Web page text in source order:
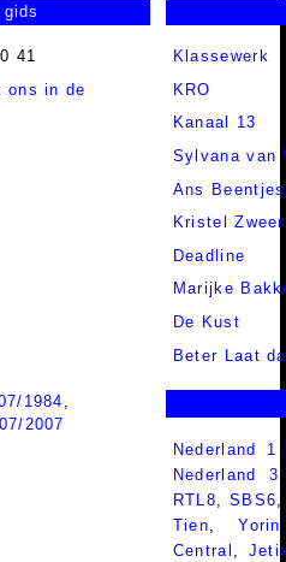
ons in de
Klassewerk
KRO
Kanaal 13
Sylvana van
Ans Beentjes
Kristel
Deadline
Marijke
De Kust
Beter Laat
1984
2007
Nederland
Nederland
RTL8,SBS6
Tien,Yorin
Central ,